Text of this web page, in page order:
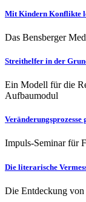
Mit Kindern Konflikte
Das Bensberger
Streithelfer in der
Ein Modell für die
Aufbaumodul
Veränderungsprozesse
Impuls-Seminar für
Die literarische
Die Entdeckung von